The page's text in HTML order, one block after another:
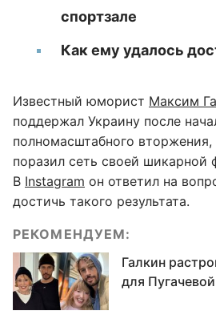
спортзале
Как ему удалось
Известный юморист Максим
поддержал Украину после
полномасштабного
поразил сеть своей шикарной
В Instagram он ответил на
достичь такого результата.
РЕКОМЕНДУЕМ:
Галкин
для